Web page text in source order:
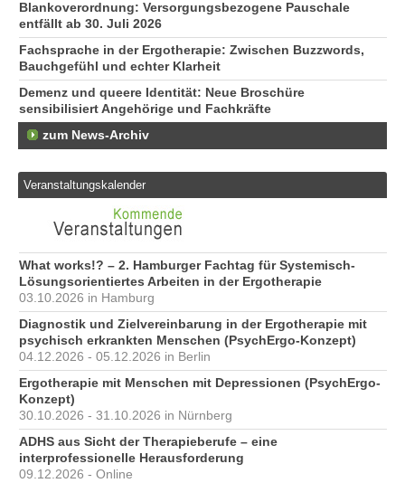
Blankoverordnung: Versorgungsbezogene Pauschale
entfällt ab 30. Juli 2026
Fachsprache in der Ergotherapie: Zwischen Buzzwords,
Bauchgefühl und echter Klarheit
Demenz und queere Identität: Neue Broschüre
sensibilisiert Angehörige und Fachkräfte
zum News-Archiv
Veranstaltungskalender
What works!? – 2. Hamburger Fachtag für Systemisch-
Lösungsorientiertes Arbeiten in der Ergotherapie
03.10.2026 in Hamburg
Diagnostik und Zielvereinbarung in der Ergotherapie mit
psychisch erkrankten Menschen (PsychErgo-Konzept)
04.12.2026 - 05.12.2026 in Berlin
Ergotherapie mit Menschen mit Depressionen (PsychErgo-
Konzept)
30.10.2026 - 31.10.2026 in Nürnberg
ADHS aus Sicht der Therapieberufe – eine
interprofessionelle Herausforderung
09.12.2026 - Online